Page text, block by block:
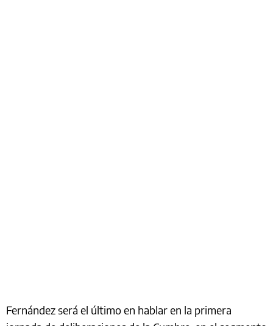
Fernández será el último en hablar en la primera